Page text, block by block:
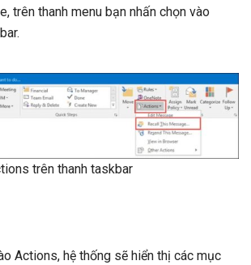
trên thanh menu bạn nhấn chọn vào
trên thanh taskbar
Actions, hệ thống sẽ hiển thị các mục